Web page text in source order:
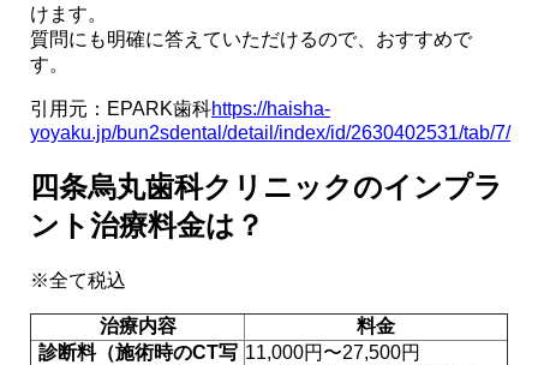
けます。
質問にも明確に答えていただけるので、おすすめで
す。
引用元：EPARK歯科https://haisha-
yoyaku.jp/bun2sdental/detail/index/id/2630402531/tab/7/
四条烏丸歯科クリニックのインプラ
ント治療料金は？
※全て税込
治療内容
料金
診断料（施術時のCT写 11,000円〜27,500円